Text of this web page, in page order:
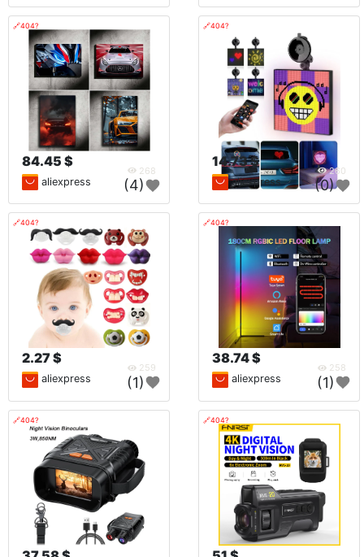
🔗404?
84.45 $
268
aliexpress (4)
🔗404?
14.73 $
260
aliexpress (0)
🔗404?
2.27 $
259
aliexpress (1)
🔗404?
38.74 $
258
aliexpress (1)
🔗404? 🔗404?